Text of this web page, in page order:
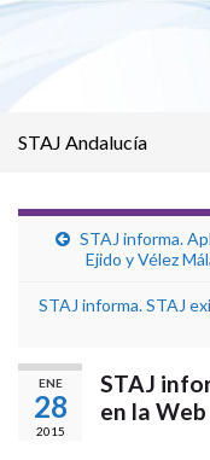
STAJ Andalucía
STAJ informa.
Ejido y Vélez
STAJ informa. STAJ
ENE
28
2015
STAJ
en la